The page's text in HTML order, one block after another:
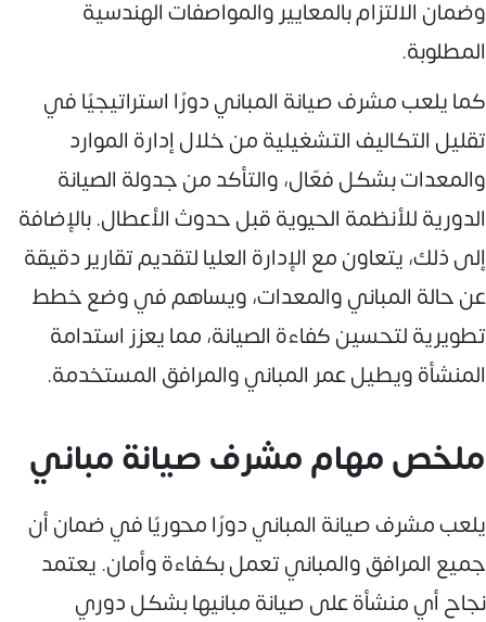
وضمان الالتزام بالمعايير والمواصفات الهندسية
المطلوبة.
كما يلعب مشرف صيانة المباني دورًا استراتيجيًا في
تقليل التكاليف التشغيلية من خلال إدارة الموارد
والمعدات بشكل فعّال، والتأكد من جدولة الصيانة
الدورية للأنظمة الحيوية قبل حدوث الأعطال. بالإضافة
إلى ذلك، يتعاون مع الإدارة العليا لتقديم تقارير دقيقة
عن حالة المباني والمعدات، ويساهم في وضع خطط
تطويرية لتحسين كفاءة الصيانة، مما يعزز استدامة
المنشأة ويطيل عمر المباني والمرافق المستخدمة.
ملخص مهام مشرف صيانة مباني
يلعب مشرف صيانة المباني دورًا محوريًا في ضمان أن
جميع المرافق والمباني تعمل بكفاءة وأمان. يعتمد
نجاح أي منشأة على صيانة مبانيها بشكل دوري